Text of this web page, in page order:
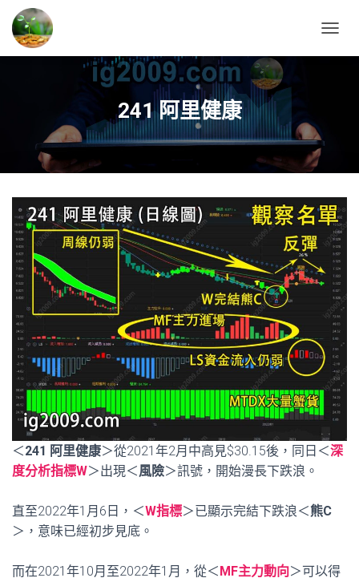
O
A
T
I
O
N
241 阿里健康
＜241 阿里健康＞從2021年2月中高見$30.15後，同日＜深
度分析指標W＞出現＜風險＞訊號，開始漫長下跌浪。
直至2022年1月6日，＜W指標＞已顯示完結下跌浪＜熊C
＞，意味已經初步見底。
而在2021年10月至2022年1月，從＜MF主力動向＞可以得